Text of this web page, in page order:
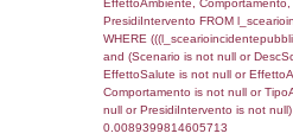
JOIN